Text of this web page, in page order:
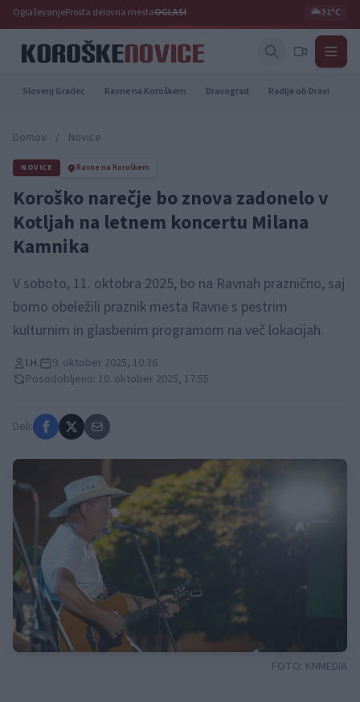
OglaševanjeProsta delovna mestaOGLASI 🌥️31°C
Slovenj Gradec Ravne na Koroškem Dravograd Radlje ob Dravi
Domov / Novice
NOVICE Ravne na Koroškem
Koroško narečje bo znova zadonelo v
Kotljah na letnem koncertu Milana
Kamnika
V soboto, 11. oktobra 2025, bo na Ravnah praznično, saj
bomo obeležili praznik mesta Ravne s pestrim
kulturnim in glasbenim programom na več lokacijah.
I.H.
9. oktober 2025, 10:36
Posodobljeno: 10. oktober 2025, 17:55
Deli:
FOTO: KNMEDIA